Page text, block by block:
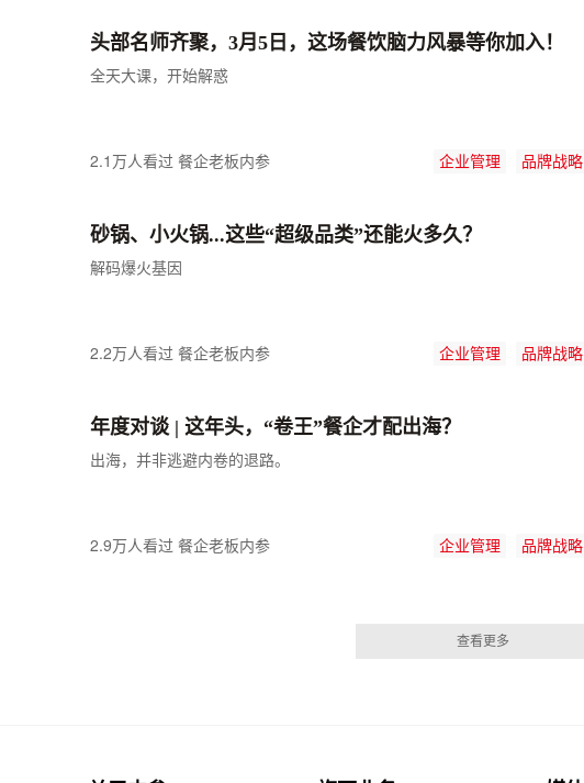
头部名师齐聚，3月5日，这场餐饮脑力风暴等你加入！
全天大课，开始解惑
2.1万人看过 餐企老板内参 企业管理 品牌战略
砂锅、小火锅...这些“超级品类”还能火多久？
解码爆火基因
2.2万人看过 餐企老板内参 企业管理 品牌战略
年度对谈 | 这年头，“卷王”餐企才配出海？
出海，并非逃避内卷的退路。
2.9万人看过 餐企老板内参 企业管理 品牌战略
查看更多